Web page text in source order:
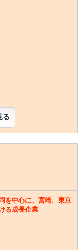
る
を中心に、宮崎、東京
る成長企業